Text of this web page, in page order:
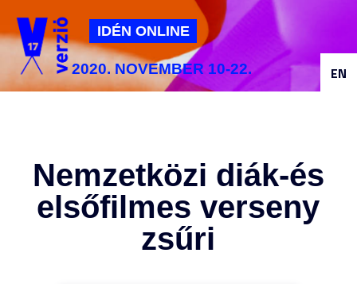
Jump to navigation
IDÉN ONLINE
2020. NOVEMBER 10-22.
Nemzetközi diák-és
elsőfilmes verseny
zsűri
EN